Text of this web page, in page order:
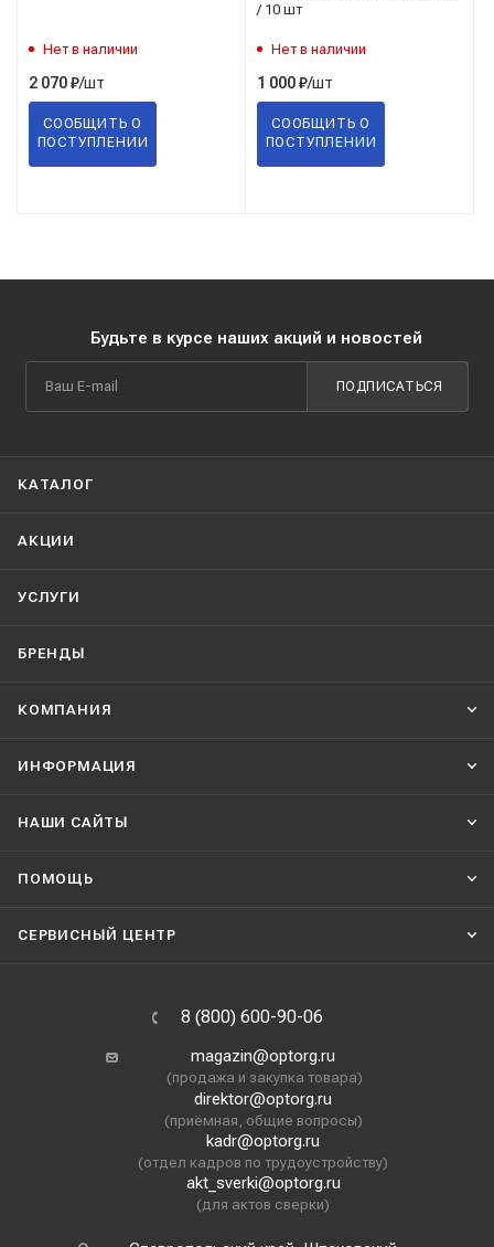
Нет в наличии
2 070₽/шт
СООБЩИТЬ О
ПОСТУПЛЕНИИ
/ 10 шт
Нет в наличии
1 000₽/шт
СООБЩИТЬ О
ПОСТУПЛЕНИИ
Будьте в курсе наших акций и новостей
ПОДПИСАТЬСЯ
КАТАЛОГ
АКЦИИ
УСЛУГИ
БРЕНДЫ
КОМПАНИЯ
ИНФОРМАЦИЯ
НАШИ CАЙТЫ
ПОМОЩЬ
СЕРВИСНЫЙ ЦЕНТР
8 (800) 600-90-06
magazin@optorg.ru
(продажа и закупка товара)
direktor@optorg.ru
(приёмная, общие вопросы)
kadr@optorg.ru
(отдел кадров по трудоустройству)
akt_sverki@optorg.ru
(для актов сверки)